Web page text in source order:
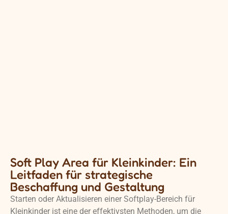
Soft Play Area für Kleinkinder: Ein
Leitfaden für strategische
Beschaffung und Gestaltung
Starten oder Aktualisieren einer Softplay-Bereich für
Kleinkinder ist eine der effektivsten Methoden, um die